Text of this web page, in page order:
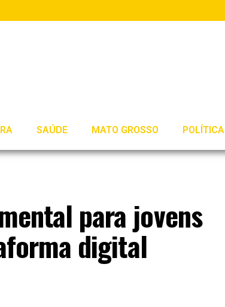
SAÚDE MATO GROSSO POLÍTICA
para jovens
digital